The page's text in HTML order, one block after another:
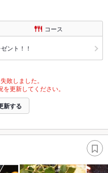
コース
ント！！
敗しました。
更新してください。
新する